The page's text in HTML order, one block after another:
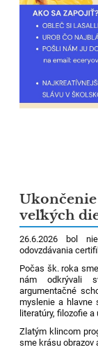
veľkých
26.6.2026 bol
odovzdávania
Počas šk. roka
nám odkrývali
argumentačné
myslenie a hlavne
literatúry, filozofie a
Zlatým klincom
sme krásu obrazov